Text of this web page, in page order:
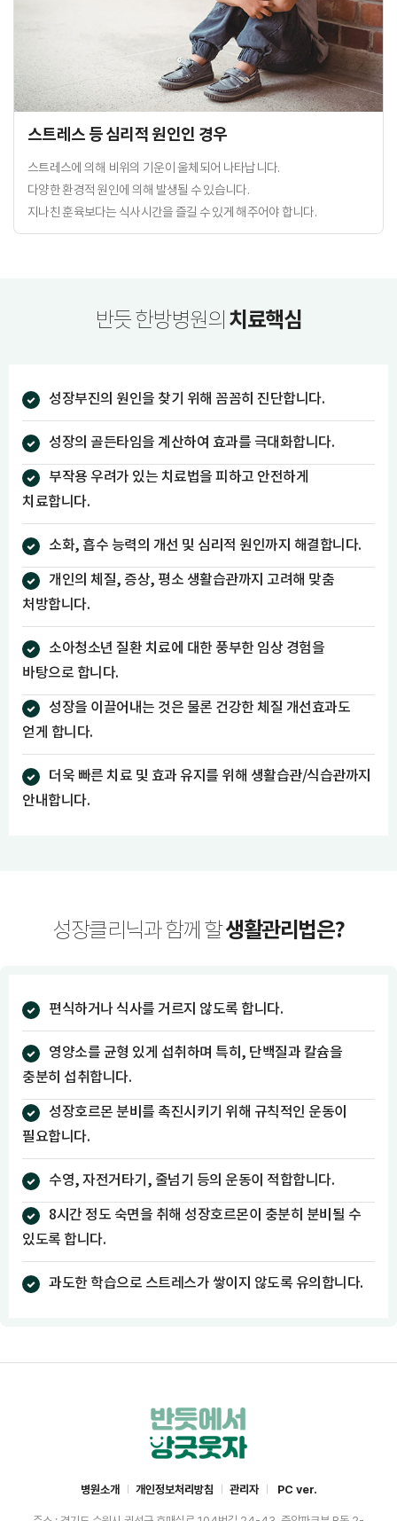
스트레스 등 심리적 원인인 경우
스트레스에 의해 비위의 기운이 울체되어 나타납니다.
다양한 환경적 원인에 의해 발생될 수 있습니다.
지나친 훈육보다는 식사시간을 즐길 수 있게 해주어야 합니다.
반듯 한방병원의 치료핵심
성장부진의 원인을 찾기 위해 꼼꼼히 진단합니다.
성장의 골든타임을 계산하여 효과를 극대화합니다.
부작용 우려가 있는 치료법을 피하고 안전하게
치료합니다.
소화, 흡수 능력의 개선 및 심리적 원인까지 해결합니다.
개인의 체질, 증상, 평소 생활습관까지 고려해 맞춤
처방합니다.
소아청소년 질환 치료에 대한 풍부한 임상 경험을
바탕으로 합니다.
성장을 이끌어내는 것은 물론 건강한 체질 개선효과도
얻게 합니다.
더욱 빠른 치료 및 효과 유지를 위해 생활습관/식습관까지
안내합니다.
성장클리닉과 함께 할생활관리법은?
편식하거나 식사를 거르지 않도록 합니다.
영양소를 균형 있게 섭취하며 특히, 단백질과 칼슘을
충분히 섭취합니다.
성장호르몬 분비를 촉진시키기 위해 규칙적인 운동이
필요합니다.
수영, 자전거타기, 줄넘기 등의 운동이 적합합니다.
8시간 정도 숙면을 취해 성장호르몬이 충분히 분비될 수
있도록 합니다.
과도한 학습으로 스트레스가 쌓이지 않도록 유의합니다.
병원소개 개인정보처리방침 관리자 PC ver.